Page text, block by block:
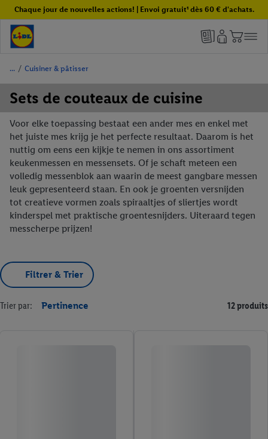
Chaque jour de nouvelles actions! | Envoi gratuit¹ dès 60 € d'achats.
/ Cuisiner & pâtisser
Sets de couteaux de cuisine
Voor elke toepassing bestaat een ander mes en enkel met
het juiste mes krijg je het perfecte resultaat. Daarom is het
nuttig om eens een kijkje te nemen in ons assortiment
keukenmessen en messensets. Of je schaft meteen een
volledig messenblok aan waarin de meest gangbare messen
leuk gepresenteerd staan. En ook je groenten versnijden
tot creatieve vormen zoals spiraaltjes of sliertjes wordt
kinderspel met praktische groentesnijders. Uiteraard tegen
messcherpe prijzen!
Filtrer & Trier
Trier par: Pertinence 12 produits